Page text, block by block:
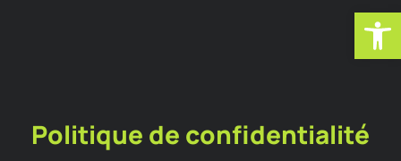
Ouvrir
Politique de confidentialité